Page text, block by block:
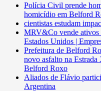
Polícia Civil prende
homicídio em Belford
cientistas estudam
MRV&Co vende ativos
Estados Unidos |
Prefeitura de Belford
novo asfalto na Estrada
Belford Roxo
Aliados de Flávio
Argentina